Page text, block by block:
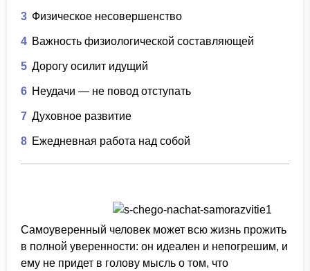
3 Физическое несовершенство
4 Важность физиологической составляющей
5 Дорогу осилит идущий
6 Неудачи — не повод отступать
7 Духовное развитие
8 Ежедневная работа над собой
Самоуверенный человек может всю жизнь прожить
в полной уверенности: он идеален и непогрешим, и
ему не придет в голову мысль о том, что